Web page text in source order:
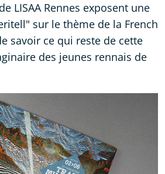
LISAA Rennes exposent une
sur le thème de la French
savoir ce qui reste de cette
des jeunes rennais de